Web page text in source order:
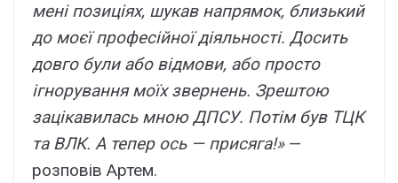
мені позиціях, шукав напрямок, близький
до моєї професійної діяльності. Досить
довго були або відмови, або просто
ігнорування моїх звернень. Зрештою
зацікавилась мною ДПСУ. Потім був ТЦК
та ВЛК. А тепер ось — присяга!»—
розповів Артем.